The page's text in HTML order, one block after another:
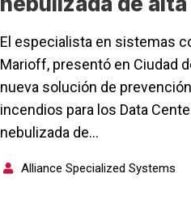
El especialista en sistemas
Marioff, presentó en Ciudad
nueva solución de
incendios para los Data
nebulizada de…
Alliance Specialized Systems